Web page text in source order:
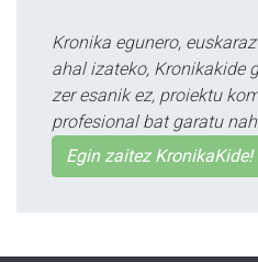
Kronika egunero,
ahal izateko, Kronikakide
zer esanik ez, proiektu
profesional bat garatu
Egin zaitez KronikaKide!